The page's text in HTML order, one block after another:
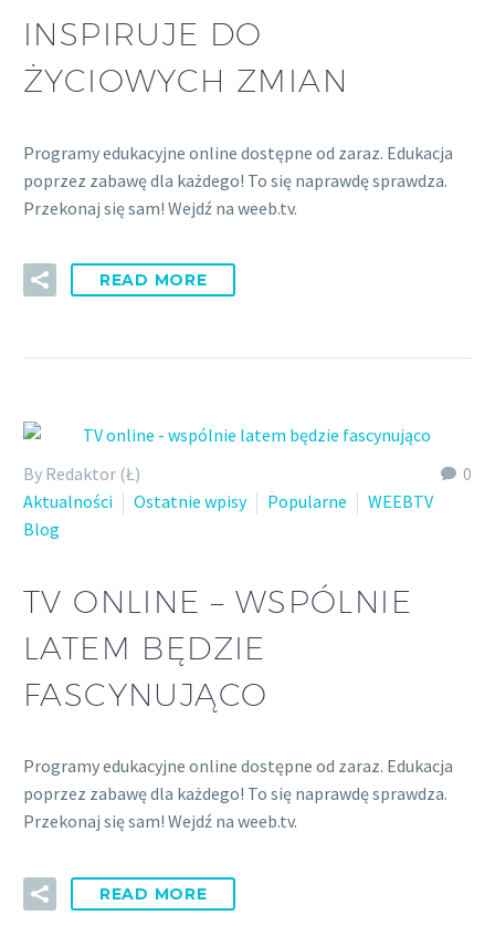
INSPIRUJE DO
ŻYCIOWYCH ZMIAN
Programy edukacyjne online dostępne od zaraz. Edukacja
poprzez zabawę dla każdego! To się naprawdę sprawdza.
Przekonaj się sam! Wejdź na weeb.tv.
READ MORE
0
By Redaktor (Ł)
Aktualności
Ostatnie wpisy Popularne
WEEBTV
Blog
TV ONLINE – WSPÓLNIE
LATEM BĘDZIE
FASCYNUJĄCO
Programy edukacyjne online dostępne od zaraz. Edukacja
poprzez zabawę dla każdego! To się naprawdę sprawdza.
Przekonaj się sam! Wejdź na weeb.tv.
READ MORE